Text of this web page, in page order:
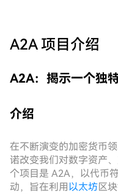
A2A 项目介绍
A2A：揭示一个独
介绍
在不断演变的加密货币
诺改变我们对数字资产
个项目是 A2A，以代币
动，旨在利用以太坊区